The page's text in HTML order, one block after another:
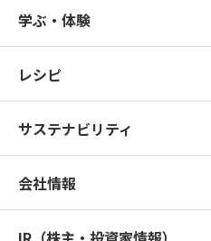
学ぶ・体験
レシピ
サステナビリティ
会社情報